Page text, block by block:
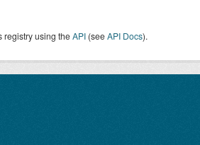
registry using theAPI (seeAPI Docs).